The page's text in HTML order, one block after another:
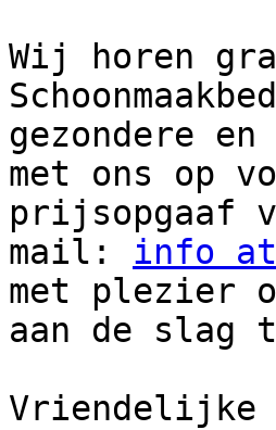
Wij horen
gezondere
met ons op
prijsopgaaf
mail: info at
met plezier
aan de slag
Vriendelijke